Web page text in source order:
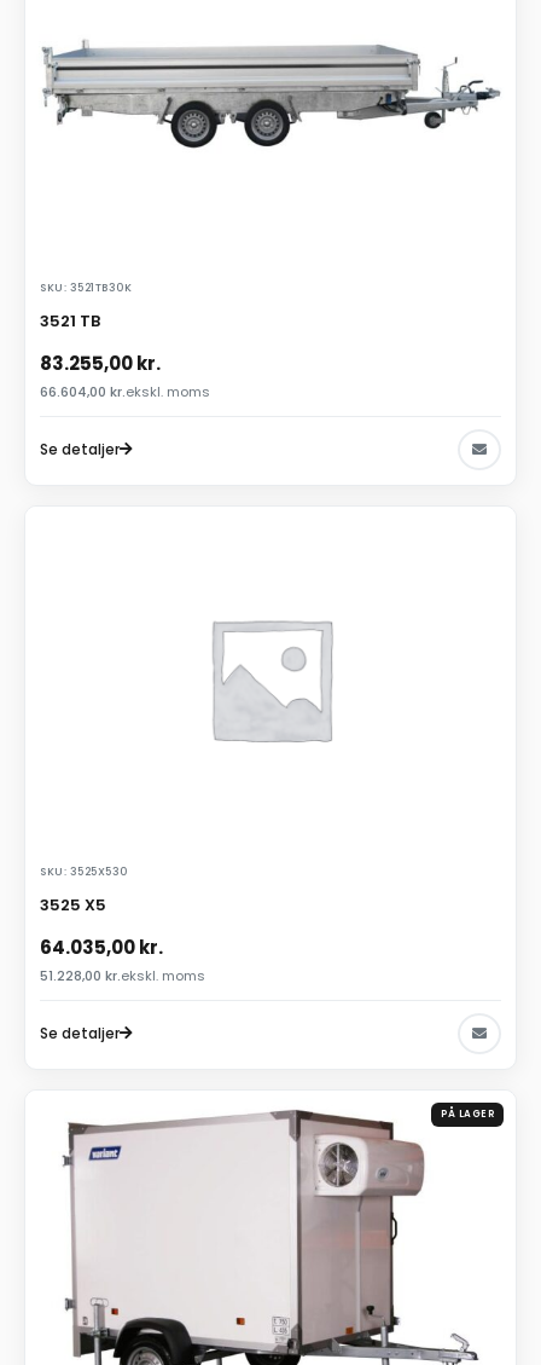
SKU: 3521TB30K
3521 TB
83.255,00kr.
66.604,00 kr.ekskl. moms
Se detaljer
SKU: 3525X530
3525 X5
64.035,00kr.
51.228,00 kr.ekskl. moms
Se detaljer
PÅ LAGER